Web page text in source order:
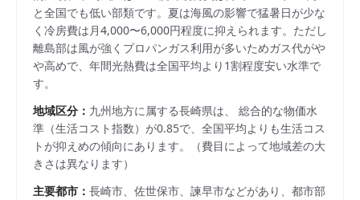
と全国でも低い部類です。夏は海風の影響で猛暑日が少な
く冷房費は月4,000〜6,000円程度に抑えられます。ただし
離島部は風が強くプロパンガス利用が多いためガス代がや
や高めで、年間光熱費は全国平均より1割程度安い水準で
す。
地域区分： 九州地方に属する長崎県は、 総合的な物価水
準（生活コスト指数）が0.85で、 全国平均よりも生活コス
トが抑えめの傾向にあります。
（費目によって地域差の大
きさは異なります）
主要都市： 長崎市、佐世保市、諫早市などがあり、都市部